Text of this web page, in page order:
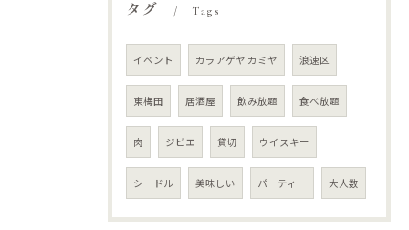
タグ Tags
イベント カラアゲヤ カミヤ 浪速区
東梅田 居酒屋 飲み放題 食べ放題
肉 ジビエ 貸切 ウイスキー
シードル 美味しい パーティー 大人数